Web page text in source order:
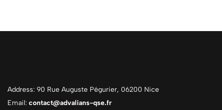
Address: 90 Rue Auguste Pégurier, 06200 Nice
Email: contact@advalians-qse.fr